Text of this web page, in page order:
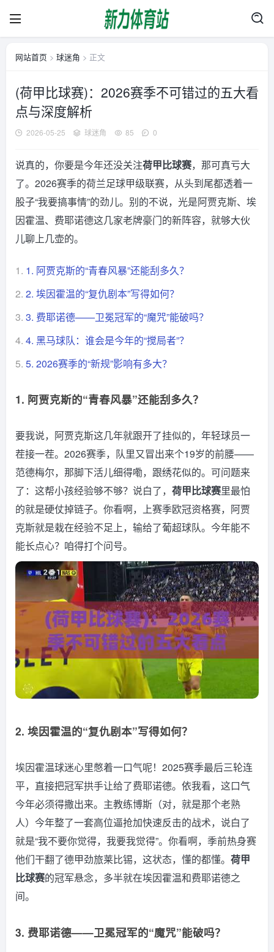
网站首页 > 球迷角 > 正文
(荷甲比球赛)：2026赛季不可错过的五大看
点与深度解析
2026-05-25 球迷角 85 0
说真的，你要是今年还没关注荷甲比球赛，那可真亏大
了。2026赛季的荷兰足球甲级联赛，从头到尾都透着一
股子“我要搞事情”的劲儿。别的不说，光是阿贾克斯、埃
因霍温、费耶诺德这几家老牌豪门的新阵容，就够大伙
儿聊上几壶的。
1. 1. 阿贾克斯的“青春风暴”还能刮多久？
2. 2. 埃因霍温的“复仇剧本”写得如何？
3. 3. 费耶诺德——卫冕冠军的“魔咒”能破吗？
4. 4. 黑马球队：谁会是今年的“搅局者”？
5. 5. 2026赛季的“新规”影响有多大？
1. 阿贾克斯的“青春风暴”还能刮多久？
要我说，阿贾克斯这几年就跟开了挂似的，年轻球员一
茬接一茬。2026赛季，队里又冒出来个19岁的前腰——
范德梅尔，那脚下活儿细得嘞，跟绣花似的。可问题来
了：这帮小孩经验够不够？说白了， 荷甲比球赛里最怕
的就是硬仗掉链子。你看啊，上赛季欧冠资格赛，阿贾
克斯就是栽在经验不足上，输给了葡超球队。今年能不
能长点心？咱得打个问号。
2. 埃因霍温的“复仇剧本”写得如何？
埃因霍温球迷心里憋着一口气呢！2025赛季最后三轮连
平，直接把冠军拱手让给了费耶诺德。依我看，这口气
今年必须得撒出来。主教练博斯（对，就是那个老熟
人）今年整了一套高位逼抢加快速反击的战术，说白了
就是“我不要你觉得，我要我觉得”。你看啊，季前热身赛
他们干翻了德甲劲旅莱比锡，这状态，懂的都懂。 荷甲
比球赛的冠军悬念，多半就在埃因霍温和费耶诺德之
间。
3. 费耶诺德——卫冕冠军的“魔咒”能破吗？